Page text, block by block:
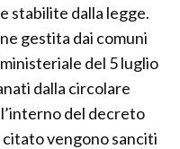
stabilite dalla legge.
gestita dai comuni
del 5 luglio
dalla circolare
del decreto
vengono sanciti